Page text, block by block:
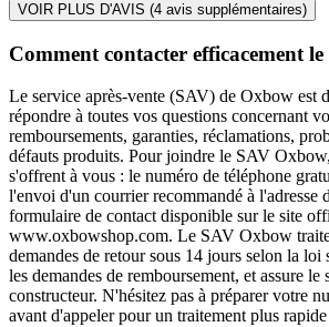
VOIR PLUS D'AVIS (4 avis supplémentaires)
Comment contacter efficacement
Le service après-vente (SAV) de Oxbow est
répondre à toutes vos questions concernant
remboursements, garanties, réclamations,
défauts produits. Pour joindre le SAV
s'offrent à vous : le numéro de téléphone
l'envoi d'un courrier recommandé à l'adresse
formulaire de contact disponible sur le site
www.oxbowshop.com. Le SAV Oxbow
demandes de retour sous 14 jours selon la loi
les demandes de remboursement, et assure le
constructeur. N'hésitez pas à préparer votre
avant d'appeler pour un traitement plus